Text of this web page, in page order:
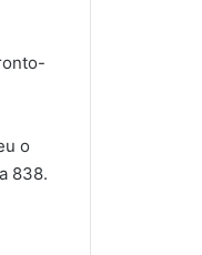
o
838.